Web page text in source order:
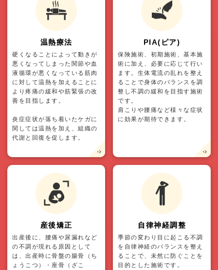
温熱療法
硬くなることによって動きが
悪くなってしまった関節や血
液循環が悪くなっている筋肉
に対して温熱を加えることに
より疼痛の緩和や筋緊張の改
善を目指します。
炎症症状が落ち着いたケガに
関しては温熱を加え、組織の
代謝と回復を促します。
PIA(ピア)
保険施術、初期施術、基本施
術に加え、必要に応じて行い
ます。生体電流の乱れを整え
ることで身体のバランスを調
整し不調の緩和を目指す施術
です。
肩こりや腰痛など様々な症状
に効果が期待できます。
産後矯正
出産後に、腰痛や尿漏れなど
の不調が現れる原因として
は、出産時に骨盤の腸骨（ち
ょうこつ）・座骨（ざこ
自律神経調整
季節の変わり目に起こる不調
を自律神経のバランスを整え
ることで、未然に防ぐことを
目的とした施術です。